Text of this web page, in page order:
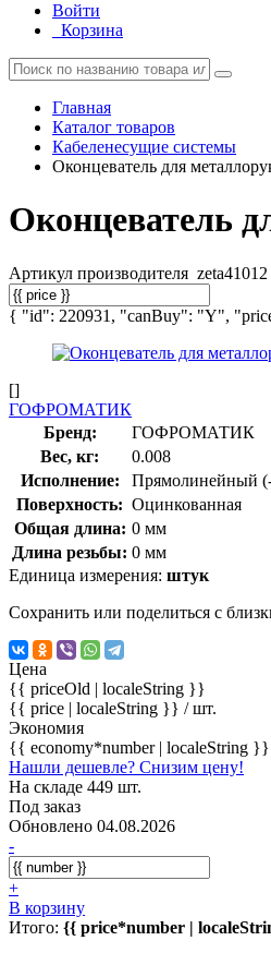
Войти
Корзина
Главная
Каталог товаров
Кабеленесущие системы
Оконцеватель для
Оконцеватель
Артикул производителя zeta41012
{ "id": 220931, "canBuy": "Y",
[]
ГОФРОМАТИК
Бренд:
ГОФРОМАТИК
Вес, кг:
0.008
Исполнение:
Прямолинейный
Поверхность: Оцинкованная
Общая длина: 0 мм
Длина резьбы: 0 мм
Единица измерения: штук
Сохранить или поделиться с
Цена
{{ priceOld | localeString }}
{{ price | localeString }} / шт.
Экономия
{{ economy*number | localeString }}
Нашли дешевле? Снизим цену!
На складе 449 шт.
Под заказ
Обновлено 04.08.2026
-
+
В корзину
Итого: {{ price*number |